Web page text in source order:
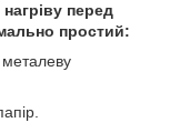
перед
простий:
металеву